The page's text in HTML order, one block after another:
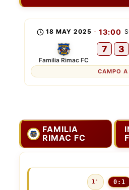
18 MAY 2025 - 13:00
Familia Rimac FC
7 3
CAMPO A
FAMILIA
RIMAC FC
1' 0:1